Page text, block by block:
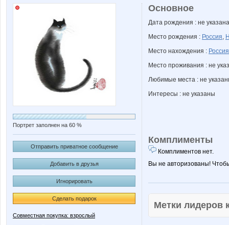
Портрет заполнен на 60 %
Отправить приватное сообщение
Добавить в друзья
Игнорировать
Сделать подарок
Совместная покупка: взрослый
Основное
Дата рождения : не указана
Место рождения : Россия,
Место нахождения : Россия
Место проживания : не
Любимые места : не
Интересы : не указаны
Комплименты
Комплиментов нет.
Вы не авторизованы!
Метки